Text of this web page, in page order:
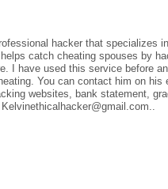
hacker that specializes
catch cheating spouses by
I have used this service before
You can contact him on
websites, bank statement,